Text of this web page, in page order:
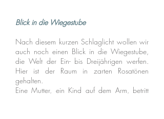
Blick in die Wiegestube
Nach diesem kurzen Schlaglicht wollen wir
auch noch einen Blick in die Wiegestube,
die Welt der Ein- bis Dreijährigen werfen.
Hier ist der Raum in zarten Rosatönen
gehalten.
Eine Mutter, ein Kind auf dem Arm, betritt